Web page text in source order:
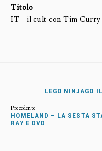
Titolo
IT - il cult con Tim Curry
LEGO NINJAGO
HOMELAND – LA SESTA
RAY E DVD